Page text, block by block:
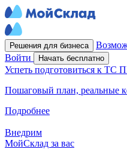
Решения для бизнеса
Войти
Начать бесплатно
Успеть подготовиться к ТС
Пошаговый план, реальные
Подробнее
Внедрим
МойСклад за вас